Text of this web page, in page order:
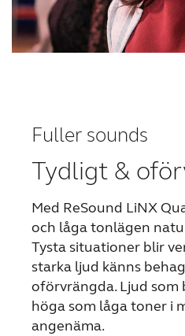
Fuller sounds
Tydligt &
Med ReSound LiNX
och låga tonlägen
Tysta situationer blir
starka ljud känns
oförvrängda. Ljud som
höga som låga toner i
angenäma.